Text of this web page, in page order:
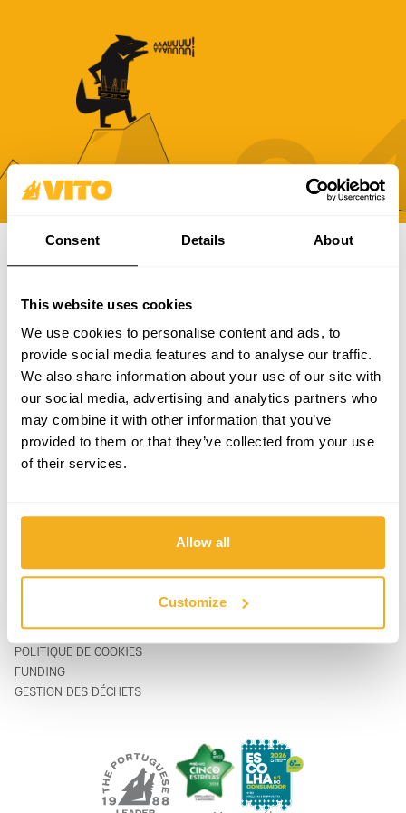
Consent Details About
This website uses cookies
We use cookies to personalise content and ads, to
provide social media features and to analyse our traffic.
We also share information about your use of our site with
our social media, advertising and analytics partners who
may combine it with other information that you’ve
provided to them or that they’ve collected from your use
of their services.
Allow all
Customize
PRODUITS
ASSISTANCE & SERVICE
OÙ ACHETER
FAQ
CONTACTS
FORMULAIRE DE CONTACT
POLITIQUE DE CONFIDENTIALITÉ
POLITIQUE DE COOKIES
FUNDING
GESTION DES DÉCHETS
Devenez plus BRAVE, chaque jour. Soyez au courant des
dernières nouvelles, promotions et campagnes de VITO.
S'ABONNER